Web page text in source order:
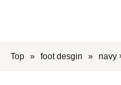
Top foot desgin navy